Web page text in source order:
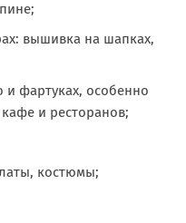
вышивка на шапках,
фартуках, особенно
и ресторанов;
костюмы;